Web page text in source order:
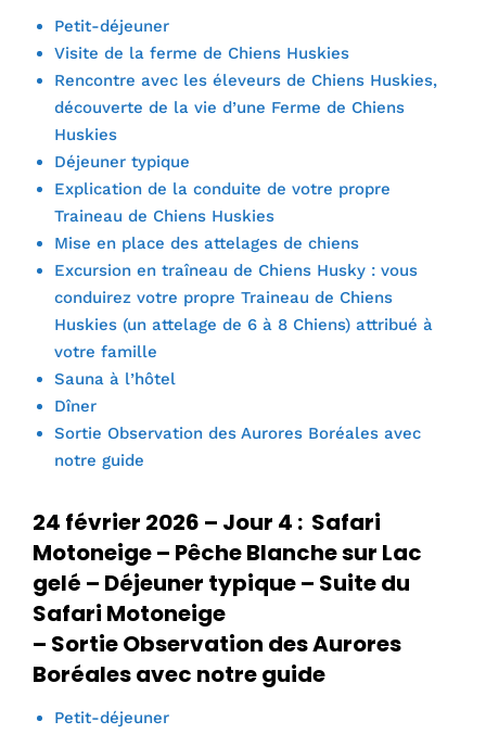
Petit-déjeuner
Visite de la ferme de Chiens Huskies
Rencontre avec les éleveurs de Chiens Huskies,
découverte de la vie d’une Ferme de Chiens
Huskies
Déjeuner typique
Explication de la conduite de votre propre
Traineau de Chiens Huskies
Mise en place des attelages de chiens
Excursion en traîneau de Chiens Husky : vous
conduirez votre propre Traineau de Chiens
Huskies (un attelage de 6 à 8 Chiens) attribué à
votre famille
Sauna à l’hôtel
Dîner
Sortie Observation des Aurores Boréales avec
notre guide
24 février 2026 – Jour 4 : Safari
Motoneige – Pêche Blanche sur Lac
gelé – Déjeuner typique – Suite du
Safari Motoneige
– Sortie Observation des Aurores
Boréales avec notre guide
Petit-déjeuner